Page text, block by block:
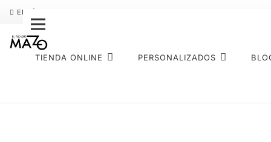
ENVÍO GRATIS
TIENDA ONLINE PERSONALIZADOS